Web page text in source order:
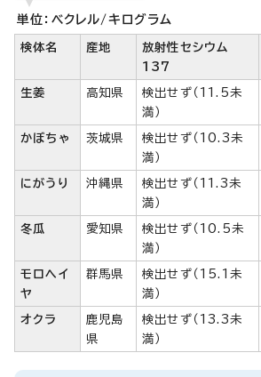
単位：ベクレル/キログラム
検体名 産地
放射性セシウム
137
生姜 高知県
検出せず（11.5未
満）
かぼちゃ 茨城県
検出せず（10.3未
満）
にがうり 沖縄県
検出せず（11.3未
満）
冬瓜 愛知県
検出せず（10.5未
満）
モロヘイ
ヤ
群馬県
検出せず（15.1未
満）
オクラ
鹿児島
県
検出せず（13.3未
満）